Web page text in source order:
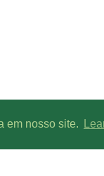
em nosso site.